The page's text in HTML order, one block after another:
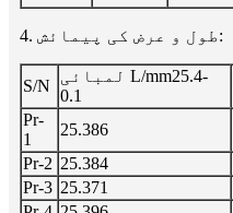
4. طول و عرض کی پیمائش:
S/N
لمبائی L/mm25.4-
0.1
Pr-
1
25.386
Pr-2 25.384
Pr-3 25.371